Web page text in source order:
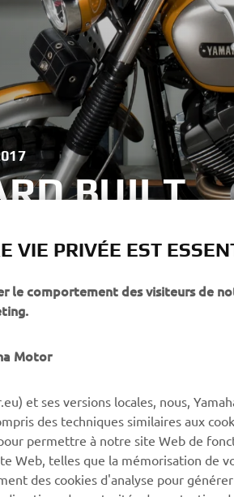
BUILT
& B2B
pour VAE
PLUS
Yamaha Racing
Yamaha Motor
Application
VIE PRIVÉE EST
le comportement des visiteurs de
Motor
et ses versions locales, nous,
des techniques similaires aux
permettre à notre site Web de
Web, telles que la mémorisation de
des cookies d'analyse pour